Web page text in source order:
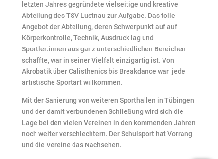
letzten Jahres gegründete vielseitige und kreative
Abteilung des TSV Lustnau zur Aufgabe. Das tolle
Angebot der Abteilung, deren Schwerpunkt auf auf
Körperkontrolle, Technik, Ausdruck lag und
Sportler:innen aus ganz unterschiedlichen Bereichen
schaffte, war in seiner Vielfalt einzigartig ist. Von
Akrobatik über Calisthenics bis Breakdance war jede
artistische Sportart willkommen.
Mit der Sanierung von weiteren Sporthallen in Tübingen
und der damit verbundenen Schließung wird sich die
Lage bei den vielen Vereinen in den kommenden Jahren
noch weiter verschlechtern. Der Schulsport hat Vorrang
und die Vereine das Nachsehen.